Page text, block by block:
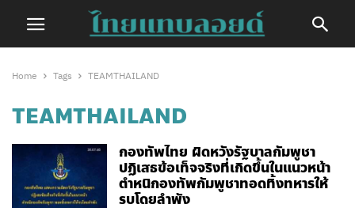
Home Tags TEAMTHAILAND
TEAMTHAILAND
กองทัพไทย ผิดหวังรัฐบาลกัมพูชา
ปฏิเสธข้อเท็จจริงที่เกิดขึ้นในแนวหน้า
ตำหนิกองทัพกัมพูชาทอดทิ้งทหารให้
รบโดยลำพัง